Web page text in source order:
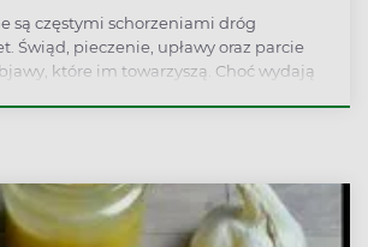
są częstymi schorzeniami dróg
Świąd, pieczenie, upławy oraz parcie
które im towarzyszą. Choć wydają